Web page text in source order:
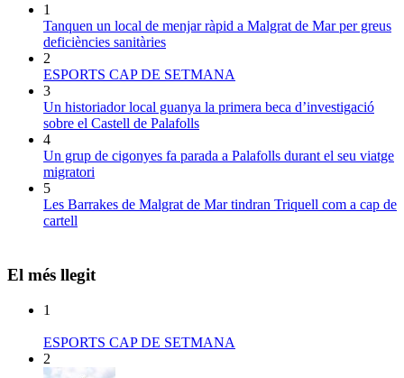
1
Tanquen un local de menjar ràpid a Malgrat de Mar per greus
deficiències sanitàries
2
ESPORTS CAP DE SETMANA
3
Un historiador local guanya la primera beca d’investigació
sobre el Castell de Palafolls
4
Un grup de cigonyes fa parada a Palafolls durant el seu viatge
migratori
5
Les Barrakes de Malgrat de Mar tindran Triquell com a cap de
cartell
El més llegit
1
ESPORTS CAP DE SETMANA
2